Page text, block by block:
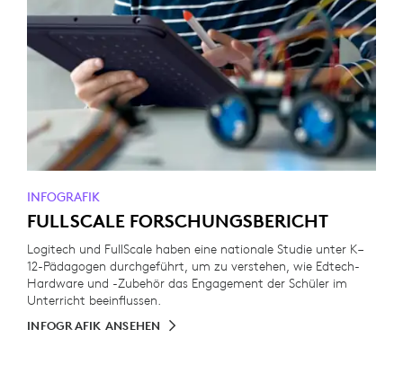
INFOGRAFIK
FULLSCALE FORSCHUNGSBERICHT
Logitech und FullScale haben eine nationale Studie unter K–
12-Pädagogen durchgeführt, um zu verstehen, wie Edtech-
Hardware und -Zubehör das Engagement der Schüler im
Unterricht beeinflussen.
INFOGRAFIK ANSEHEN